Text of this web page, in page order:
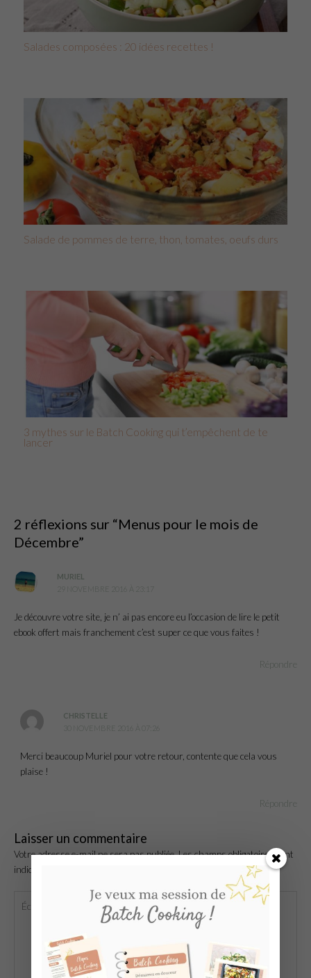
Salades composées : 20 idées recettes !
Salade de pommes de terre, thon, tomates, oeufs durs
3 mythes sur le Batch Cooking qui t’empêchent de te
lancer
2 réflexions sur “Menus pour le mois de
Décembre”
MURIEL
29 NOVEMBRE 2016 À 23:17
Je découvre votre site, je n’ ai pas encore eu l’occasion de lire le petit
ebook offert mais franchement c’est super ce que vous faites !
Répondre
CHRISTELLE
30 NOVEMBRE 2016 À 07:26
Merci beaucoup Muriel pour votre retour, contente que cela vous
plaise !
Répondre
Laisser un commentaire
Votre adresse e-mail ne sera pas publiée.Les champs obligatoires sont
indiqués avec
ici…